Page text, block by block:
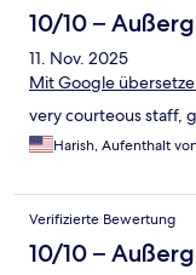
10/10 –
11. Nov. 2025
Mit Google
very courteous staff,
Harish, Aufenthalt
Verifizierte Bewertung
10/10 –